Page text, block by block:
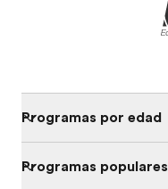
Programas por edad
Programas populares